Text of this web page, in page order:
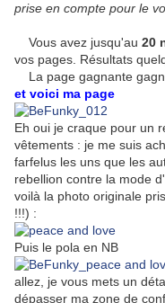
prise en compte pour le
Vous avez jusqu'au 20
vos pages. Résultats
La page gagnante
et voici ma page
Eh oui je craque pour un
vêtements : je me suis
farfelus les uns que les
rebellion contre la mode
voilà la photo originale
!!!) :
Puis le pola en NB
allez, je vous mets un
dépasser ma zone de